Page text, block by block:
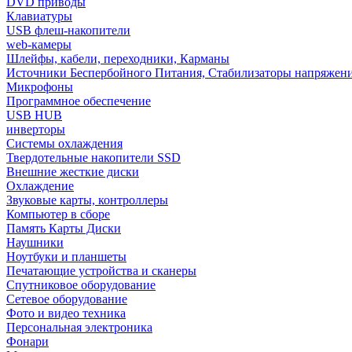
Клавиатуры
USB флеш-накопители
web-камеры
Шлейфы, кабели, переходники, Карманы
Источники Беспербойного Питания, Стабилизаторы
Микрофоны
Программное обеспечение
USB HUB
инверторы
Системы охлаждения
Твердотельные накопители SSD
Внешние жесткие диски
Охлаждение
Звуковые карты, контроллеры
Компьютер в сборе
Память Карты Диски
Наушники
Ноутбуки и планшеты
Печатающие устройства и сканеры
Спутниковое оборудование
Сетевое оборудование
Фото и видео техника
Персональная электроника
Фонари